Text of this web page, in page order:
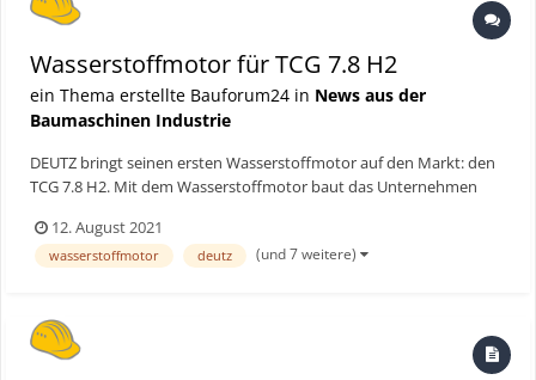
Wasserstoffmotor für TCG 7.8 H2
ein Thema erstellte Bauforum24 in News aus der
Baumaschinen Industrie
DEUTZ bringt seinen ersten Wasserstoffmotor auf den Markt: den
TCG 7.8 H2. Mit dem Wasserstoffmotor baut das Unternehmen
aus: Der Motor erfüllt den von der EU vorgegebenen CO2-
Grenzwert für „Zero Emission“. Bauforum24 Artikel (...
12. August 2021
wasserstoffmotor deutz (und 7 weitere)